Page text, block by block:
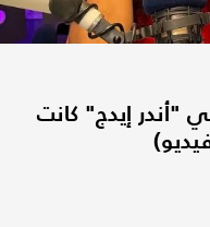
إيدج" كانت